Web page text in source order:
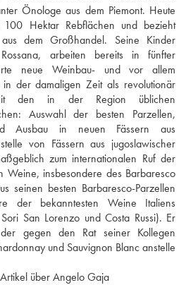
Önologe aus dem Piemont. Heute
Hektar Rebflächen und bezieht
dem Großhandel. Seine Kinder
arbeiten bereits in fünfter
neue Weinbau- und vor allem
der damaligen Zeit als revolutionär
den in der Region üblichen
Auswahl der besten Parzellen,
Ausbau in neuen Fässern aus
von Fässern aus jugoslawischer
zum internationalen Ruf der
Weine, insbesondere des Barbaresco
seinen besten Barbaresco-Parzellen
der bekanntesten Weine Italiens
San Lorenzo und Costa Russi). Er
gegen den Rat seiner Kollegen
und Sauvignon Blanc anstelle
über Angelo Gaja